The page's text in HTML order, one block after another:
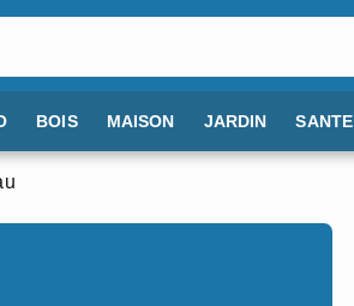
BOIS MAISON JARDIN SANTE